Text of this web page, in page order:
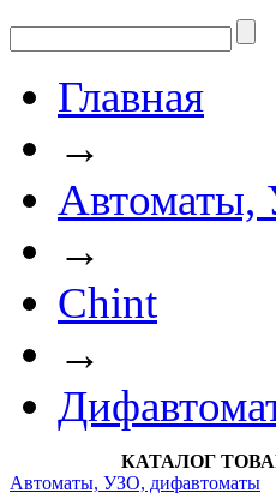
Главная
→
Автоматы,
→
Chint
→
КАТАЛОГ
Автоматы, УЗО, дифавтоматы